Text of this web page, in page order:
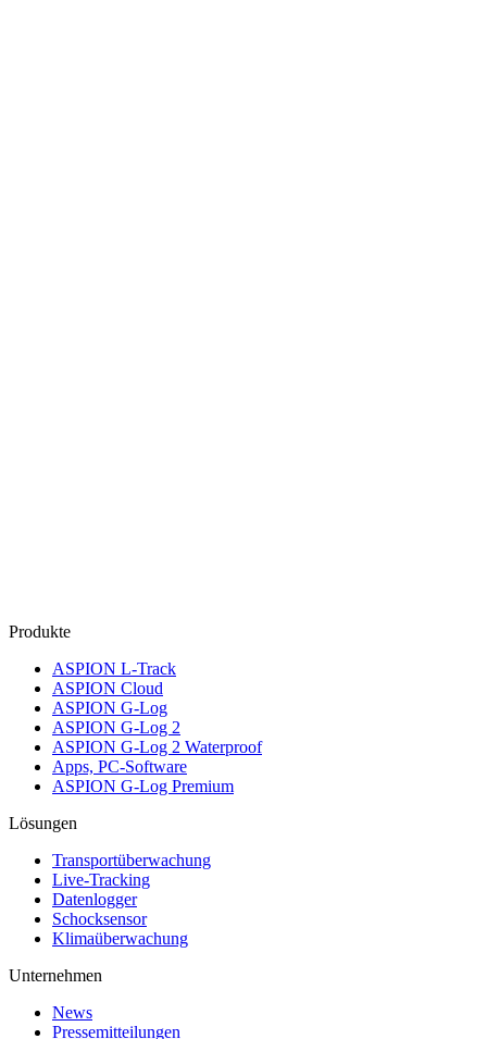
Produkte
ASPION L-Track
ASPION Cloud
ASPION G-Log
ASPION G-Log 2
ASPION G-Log 2 Waterproof
Apps, PC-Software
ASPION G-Log Premium
Lösungen
Transportüberwachung
Live-Tracking
Datenlogger
Schocksensor
Klimaüberwachung
Unternehmen
News
Pressemitteilungen